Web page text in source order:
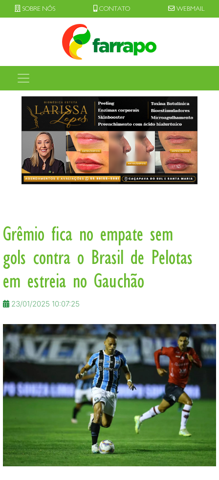
SOBRE NÓS CONTATO WEBMAIL
Grêmio fica no empate sem
gols contra o Brasil de Pelotas
em estreia no Gauchão
23/01/2025 10:07:25